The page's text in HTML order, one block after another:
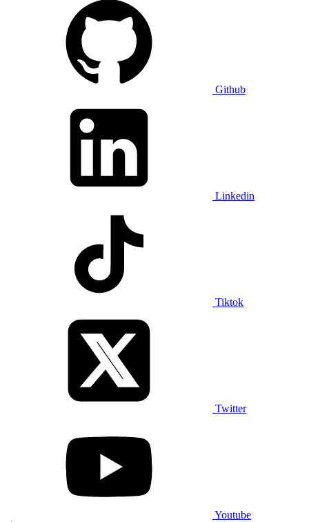
Github
Linkedin
Tiktok
Twitter
Youtube